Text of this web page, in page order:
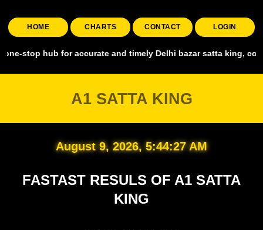
HOME CHARTS CONTACT LOGIN
hub for accurate and timely Delhi bazar satta king, covering
A1 SATTA KING
August 9, 2026, 5:44:28 AM
FASTAST RESULS OF A1 SATTA
KING